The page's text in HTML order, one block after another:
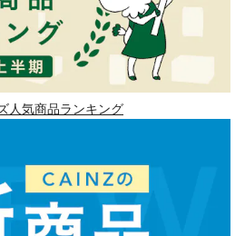
人気商品ランキング